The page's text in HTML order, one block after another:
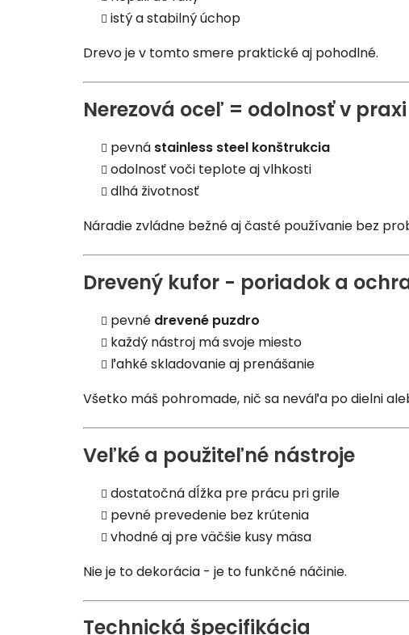
istý a stabilný úchop
Drevo je v tomto smere praktické aj pohodlné.
Nerezová oceľ = odolnosť v praxi
pevná stainless steel konštrukcia
odolnosť voči teplote aj vlhkosti
dlhá životnosť
Náradie zvládne bežné aj časté používanie bez
Drevený kufor - poriadok a
pevné drevené puzdro
každý nástroj má svoje miesto
ľahké skladovanie aj prenášanie
Všetko máš pohromade, nič sa neváľa po dielni
Veľké a použiteľné nástroje
dostatočná dĺžka pre prácu pri grile
pevné prevedenie bez krútenia
vhodné aj pre väčšie kusy mäsa
Nie je to dekorácia - je to funkčné náčinie.
Technická špecifikácia